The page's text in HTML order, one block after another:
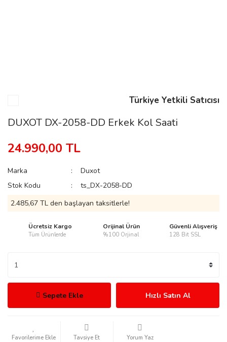
Türkiye Yetkili Satıcısı
DUXOT DX-2058-DD Erkek Kol Saati
24.990,00 TL
Marka
Duxot
Stok Kodu
ts_DX-2058-DD
2.485,67 TL den başlayan taksitlerle!
Ücretsiz Kargo
Tüm Ürünlerde
Orijinal Ürün
%100 Orjinal
Güvenli Alışveriş
128 Bit SSL
Sepete Ekle Hızlı Satın Al
Tavsiye Et Yorum Yaz